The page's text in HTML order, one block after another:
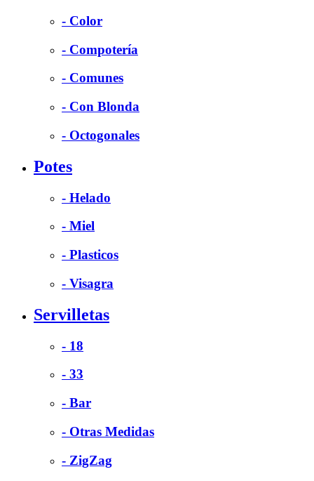
- Color
- Compotería
- Comunes
- Con Blonda
- Octogonales
Potes
- Helado
- Miel
- Plasticos
- Visagra
Servilletas
- 18
- 33
- Bar
- Otras Medidas
- ZigZag